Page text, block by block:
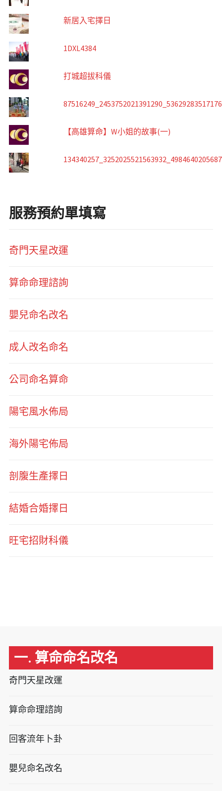
新居入宅擇日
1DXL4384
打城超拔科儀
【高雄算命】W小姐的故事(一)
服務預約單填寫
奇門天星改運
算命命理諮詢
嬰兒命名改名
成人改名命名
公司命名算命
陽宅風水佈局
海外陽宅佈局
剖腹生產擇日
結婚合婚擇日
旺宅招財科儀
一. 算命命名改名
奇門天星改運
算命命理諮詢
回客流年卜卦
嬰兒命名改名